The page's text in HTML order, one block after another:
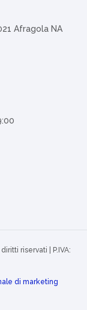
Afragola NA
riservati | P.IVA:
di marketing